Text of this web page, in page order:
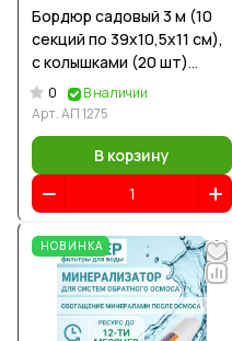
Бордюр садовый 3 м (10
секций по 39х10,5х11 см),
с колышками (20 шт)
какао
0
В наличии
Арт.АП 1275
В корзину
НОВИНКА